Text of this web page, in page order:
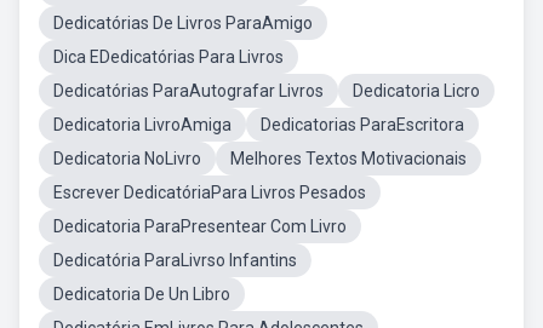
Dedicatórias De Livros ParaAmigo
Dica EDedicatórias Para Livros
Dedicatórias ParaAutografar Livros
Dedicatoria Licro
Dedicatoria LivroAmiga
Dedicatorias ParaEscritora
Dedicatoria NoLivro
Melhores Textos Motivacionais
Escrever DedicatóriaPara Livros Pesados
Dedicatoria ParaPresentear Com Livro
Dedicatória ParaLivrso Infantins
Dedicatoria De Un Libro